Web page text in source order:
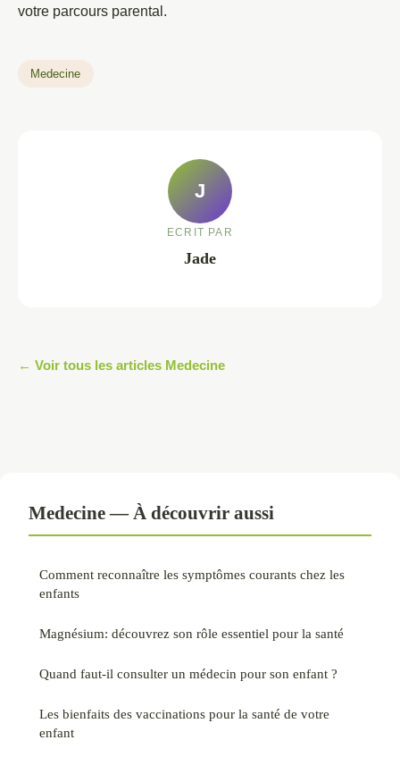
votre parcours parental.
Medecine
J
ECRIT PAR
Jade
← Voir tous les articles Medecine
Medecine — À découvrir aussi
Comment reconnaître les symptômes courants chez les
enfants
Magnésium: découvrez son rôle essentiel pour la santé
Quand faut-il consulter un médecin pour son enfant ?
Les bienfaits des vaccinations pour la santé de votre
enfant